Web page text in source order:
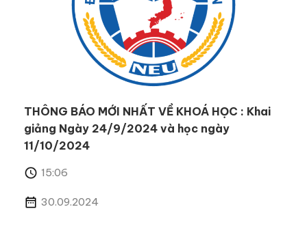
THÔNG BÁO MỚI NHẤT VỀ KHOÁ HỌC : Khai
giảng Ngày 24/9/2024 và học ngày
11/10/2024
15:06
30.09.2024